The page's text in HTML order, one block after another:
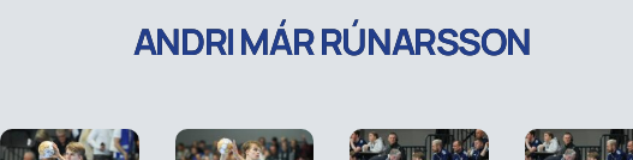
ANDRI MÁR RÚNARSSON